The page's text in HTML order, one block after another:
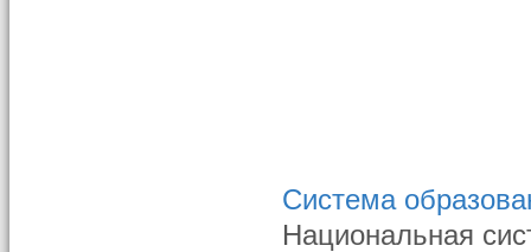
Система
Национальная